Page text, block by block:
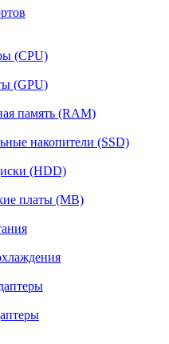
(CPU)
(GPU)
память (RAM)
накопители (SSD)
(HDD)
платы (MB)